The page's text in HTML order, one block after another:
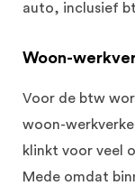
auto, inclusief
Woon-
Voor de btw
woon-
klinkt voor veel
Mede omdat